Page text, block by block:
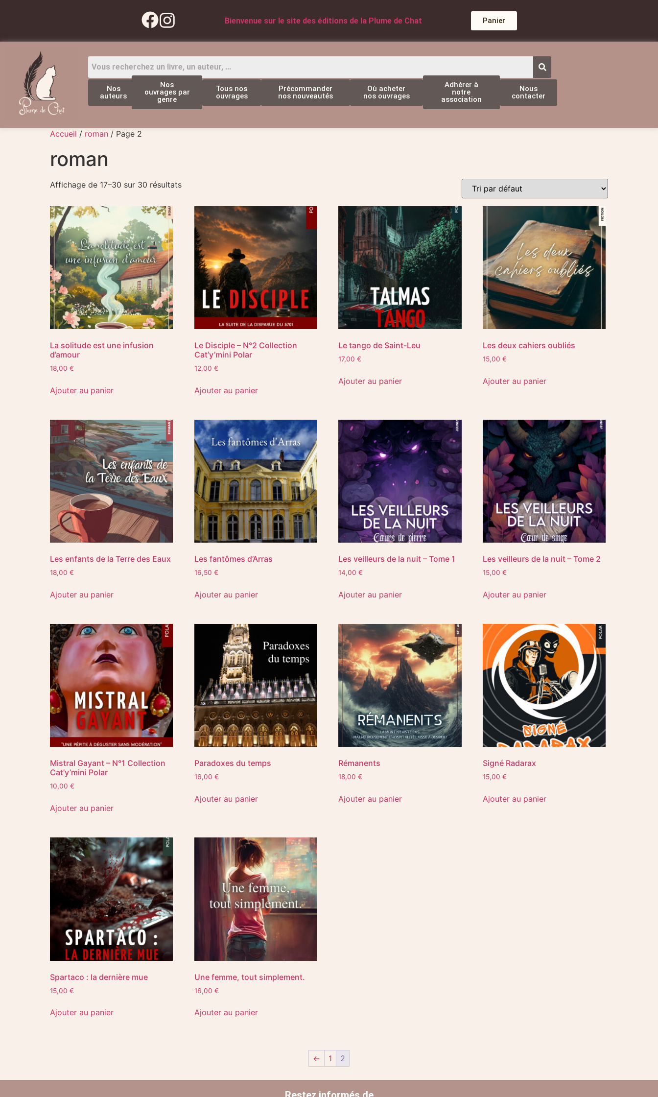
Bienvenue sur le site des éditions de la Plume de Chat Panier
Nos
auteurs
Nos
ouvrages par
genre
Tous nos
ouvrages
Précommander
nos nouveautés
Où acheter
nos ouvrages
Adhérer à
notre
association
Nous
contacter
Accueil / roman / Page 2
roman
Affichage de 17–30 sur 30 résultats
La solitude est une infusion
d’amour​
18,00 €
Ajouter au panier
Le Disciple – N°2 Collection
Cat’y’mini Polar
12,00 €
Ajouter au panier
Le tango de Saint-Leu
17,00€
Ajouter au panier
Les deux cahiers oubliés
15,00€
Ajouter au panier
Les enfants de la Terre des Eaux
18,00 €
Ajouter au panier
Les fantômes d’Arras
16,50 €
Ajouter au panier
Les veilleurs de la nuit – Tome 1
14,00€
Ajouter au panier
Les veilleurs de la nuit – Tome 2
15,00€
Ajouter au panier
Mistral Gayant – N°1 Collection
Cat’y’mini Polar
10,00 €
Ajouter au panier
Paradoxes du temps
16,00 €
Ajouter au panier
Rémanents
18,00€
Ajouter au panier
Signé Radarax
15,00€
Ajouter au panier
Spartaco : la dernière mue
15,00 €
Ajouter au panier
Une femme, tout simplement.
16,00 €
Ajouter au panier
← 1 2